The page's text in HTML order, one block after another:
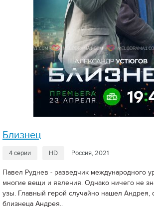
Близнец
4 серии HD Россия, 2021
Павел Руднев - разведчик международного
многие вещи и явления. Однако ничего не
узы. Главный герой случайно нашел Андрея,
близнеца Андрея..